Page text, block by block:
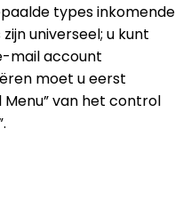
types inkomende
universeel; u kunt
mail account
moet u eerst
van het control